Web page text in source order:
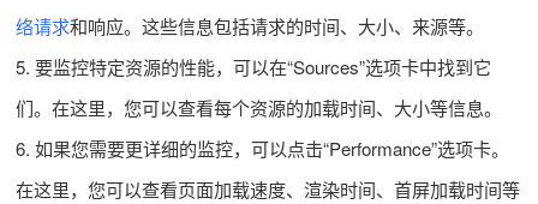
络请求和响应。这些信息包括请求的时间、大小、来源等。
5. 要监控特定资源的性能，可以在“Sources”选项卡中找到它
们。在这里，您可以查看每个资源的加载时间、大小等信息。
6. 如果您需要更详细的监控，可以点击“Performance”选项卡。
在这里，您可以查看页面加载速度、渲染时间、首屏加载时间等